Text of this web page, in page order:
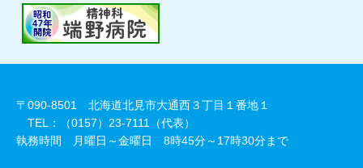
〒090-8501 北海道北見市大通西３丁目１番地１
TEL：（0157）23-7111（代表）
執務時間 月曜日～金曜日 8時45分～17時30分まで